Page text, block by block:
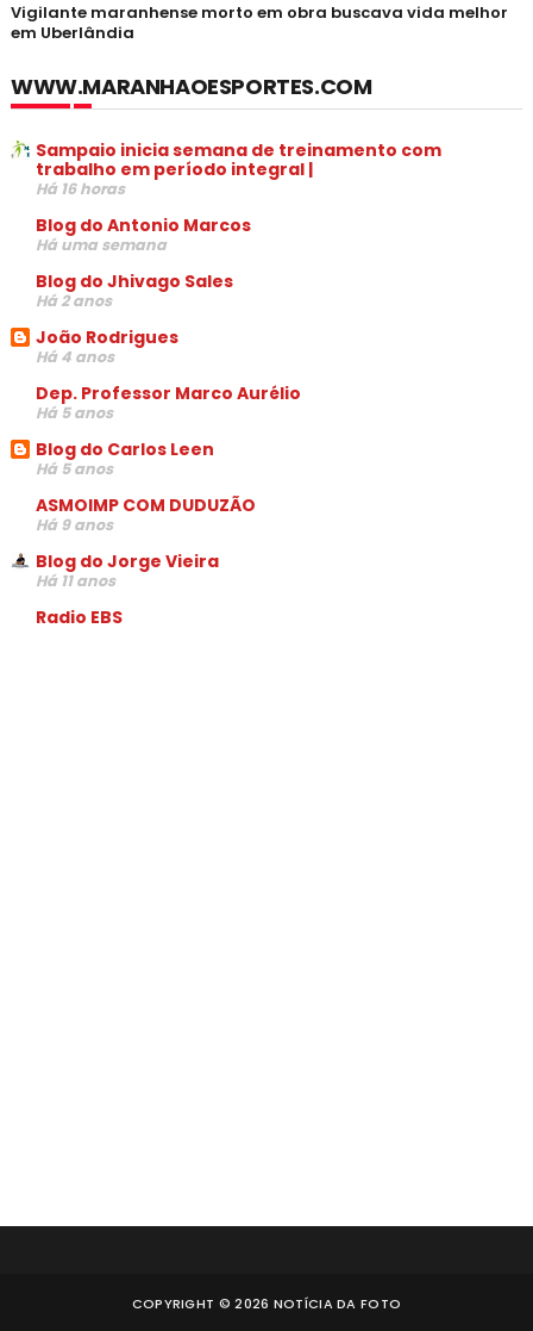
Vigilante maranhense morto em obra buscava vida melhor
em Uberlândia
WWW.MARANHAOESPORTES.COM
Sampaio inicia semana de treinamento com
trabalho em período integral |
Há 16 horas
Blog do Antonio Marcos
Há uma semana
Blog do Jhivago Sales
Há 2 anos
João Rodrigues
Há 4 anos
Dep. Professor Marco Aurélio
Há 5 anos
Blog do Carlos Leen
Há 5 anos
ASMOIMP COM DUDUZÃO
Há 9 anos
Blog do Jorge Vieira
Há 11 anos
Radio EBS
COPYRIGHT ©2026 NOTÍCIA DA FOTO